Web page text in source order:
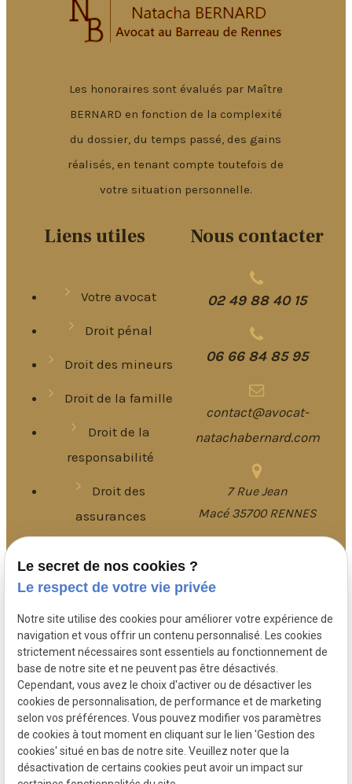
Les honoraires sont évalués par Maître
BERNARD en fonction de la complexité
du dossier, du temps passé, des gains
réalisés, en tenant compte toutefois de
votre situation personnelle.
Liens utiles
Votre avocat
Droit pénal
Droit des mineurs
Droit de la famille
Droit de la
responsabilité
Droit des
assurances
Plan du site
Politique de
confidentialité
Gestion des
cookies
Nous contacter
02 49 88 40 15
06 66 84 85 95
contact@avocat-
natachabernard.com
7 Rue Jean
Macé 35700 RENNES
Le secret de nos cookies ?
Le respect de votre vie privée
Notre site utilise des cookies pour améliorer votre expérience de
navigation et vous offrir un contenu personnalisé. Les cookies
strictement nécessaires sont essentiels au fonctionnement de
base de notre site et ne peuvent pas être désactivés.
Cependant, vous avez le choix d'activer ou de désactiver les
cookies de personnalisation, de performance et de marketing
selon vos préférences. Vous pouvez modifier vos paramètres
de cookies à tout moment en cliquant sur le lien 'Gestion des
cookies' situé en bas de notre site. Veuillez noter que la
désactivation de certains cookies peut avoir un impact sur